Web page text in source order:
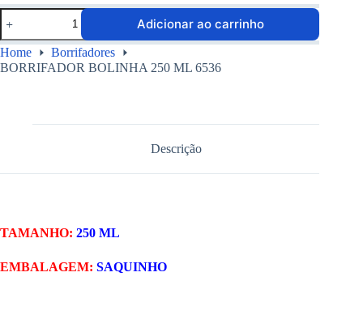
Adicionar ao carrinho
Home
Borrifadores
BORRIFADOR BOLINHA 250 ML 6536
Descrição
TAMANHO: 250 ML
EMBALAGEM: SAQUINHO